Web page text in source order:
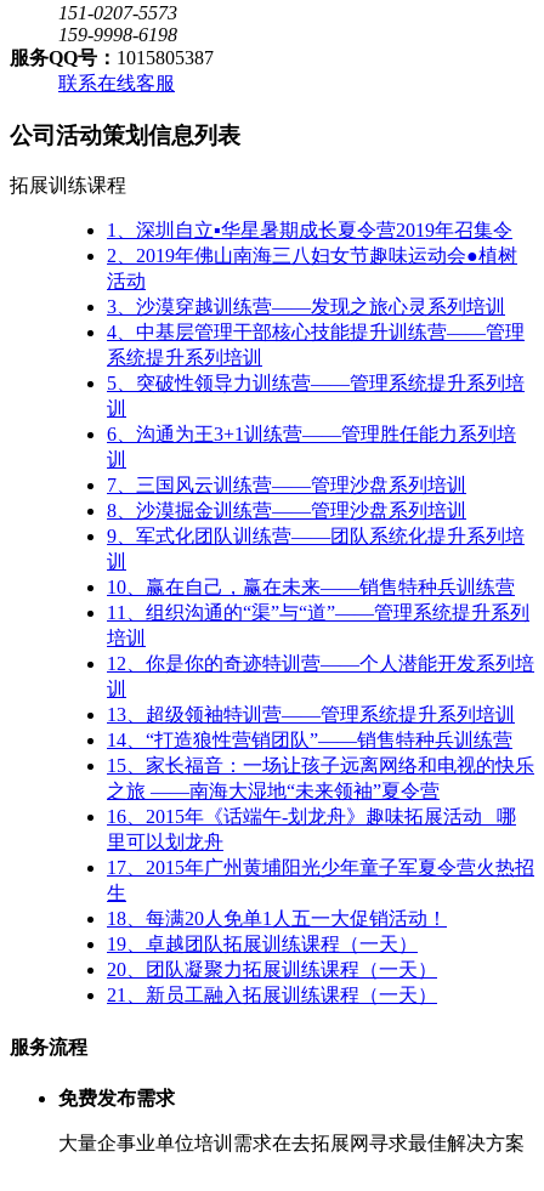
151-0207-5573
159-9998-6198
服务QQ号： 1015805387
联系在线客服
公司活动策划信息列表
拓展训练课程
1、 深圳自立▪华星暑期成长夏令营2019年召集令
2、 2019年佛山南海三八妇女节趣味运动会●植树
活动
3、 沙漠穿越训练营——发现之旅心灵系列培训
4、 中基层管理干部核心技能提升训练营——管理
系统提升系列培训
5、 突破性领导力训练营——管理系统提升系列培
训
6、 沟通为王3+1训练营——管理胜任能力系列培
训
7、 三国风云训练营——管理沙盘系列培训
8、 沙漠掘金训练营——管理沙盘系列培训
9、 军式化团队训练营——团队系统化提升系列培
训
10、 赢在自己，赢在未来——销售特种兵训练营
11、 组织沟通的“渠”与“道”——管理系统提升系列
培训
12、 你是你的奇迹特训营——个人潜能开发系列培
训
13、 超级领袖特训营——管理系统提升系列培训
14、 “打造狼性营销团队”——销售特种兵训练营
15、 家长福音：一场让孩子远离网络和电视的快乐
之旅 ——南海大湿地“未来领袖”夏令营
16、 2015年《话端午-划龙舟》趣味拓展活动_ 哪
里可以划龙舟
17、 2015年广州黄埔阳光少年童子军夏令营火热招
生
18、 每满20人免单1人五一大促销活动！
19、 卓越团队拓展训练课程（一天）
20、
团队凝聚力拓展训练课程（一天）
21、 新员工融入拓展训练课程（一天）
服务流程
免费发布需求
大量企事业单位培训需求在去拓展网寻求最佳解决方案